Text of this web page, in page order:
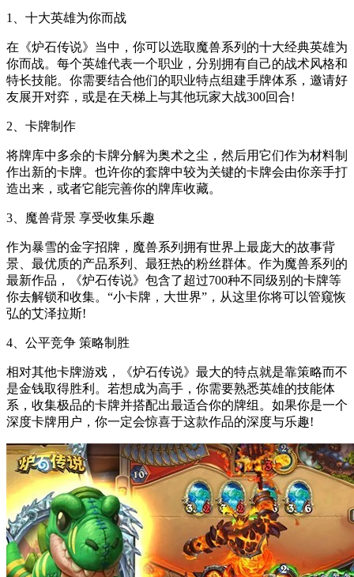
1、十大英雄为你而战
在《炉石传说》当中，你可以选取魔兽系列的十大经典英雄为
你而战。每个英雄代表一个职业，分别拥有自己的战术风格和
特长技能。你需要结合他们的职业特点组建手牌体系，邀请好
友展开对弈，或是在天梯上与其他玩家大战300回合!
2、卡牌制作
将牌库中多余的卡牌分解为奥术之尘，然后用它们作为材料制
作出新的卡牌。也许你的套牌中较为关键的卡牌会由你亲手打
造出来，或者它能完善你的牌库收藏。
3、魔兽背景 享受收集乐趣
作为暴雪的金字招牌，魔兽系列拥有世界上最庞大的故事背
景、最优质的产品系列、最狂热的粉丝群体。作为魔兽系列的
最新作品，《炉石传说》包含了超过700种不同级别的卡牌等
你去解锁和收集。“小卡牌，大世界”，从这里你将可以管窥恢
弘的艾泽拉斯!
4、公平竞争 策略制胜
相对其他卡牌游戏，《炉石传说》最大的特点就是靠策略而不
是金钱取得胜利。若想成为高手，你需要熟悉英雄的技能体
系，收集极品的卡牌并搭配出最适合你的牌组。如果你是一个
深度卡牌用户，你一定会惊喜于这款作品的深度与乐趣!